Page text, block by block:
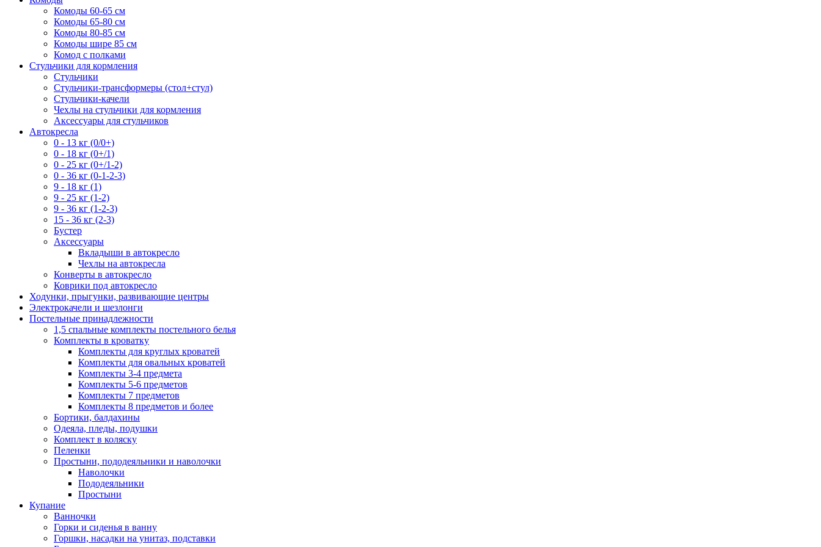
Комоды 60-65 см
Комоды 65-80 см
Комоды 80-85 см
Комоды шире 85 см
Комод с полками
Стульчики для кормления
Стульчики
Стульчики-трансформеры (стол+стул)
Стульчики-качели
Чехлы на стульчики для кормления
Аксессуары для стульчиков
Автокресла
0 - 13 кг (0/0+)
0 - 18 кг (0+/1)
0 - 25 кг (0+/1-2)
0 - 36 кг (0-1-2-3)
9 - 18 кг (1)
9 - 25 кг (1-2)
9 - 36 кг (1-2-3)
15 - 36 кг (2-3)
Бустер
Аксессуары
Вкладыши в автокресло
Чехлы на автокресла
Конверты в автокресло
Коврики под автокресло
Ходунки, прыгунки, развивающие центры
Электрокачели и шезлонги
Постельные принадлежности
1,5 спальные комплекты постельного белья
Комплекты в кроватку
Комплекты для круглых кроватей
Комплекты для овальных кроватей
Комплекты 3-4 предмета
Комплекты 5-6 предметов
Комплекты 7 предметов
Комплекты 8 предметов и более
Бортики, балдахины
Одеяла, пледы, подушки
Комплект в коляску
Пеленки
Простыни, пододеяльники и наволочки
Наволочки
Пододеяльники
Простыни
Купание
Ванночки
Горки и сиденья в ванну
Горшки, насадки на унитаз, подставки